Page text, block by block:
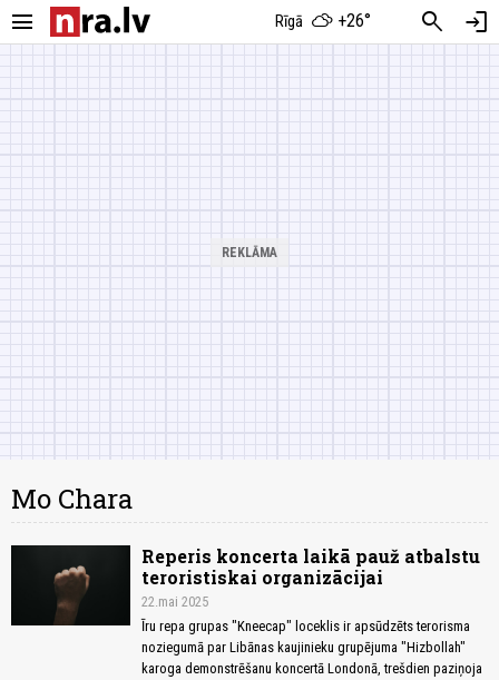
menu Rīgā +26° search login
Mo Chara
Reperis koncerta laikā pauž atbalstu
teroristiskai organizācijai
22.mai 2025
Īru repa grupas "Kneecap" loceklis ir apsūdzēts terorisma
noziegumā par Libānas kaujinieku grupējuma "Hizbollah"
karoga demonstrēšanu koncertā Londonā, trešdien paziņoja